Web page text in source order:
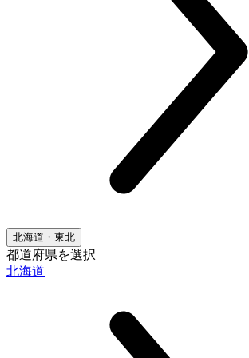
北海道・東北
都道府県を選択
北海道